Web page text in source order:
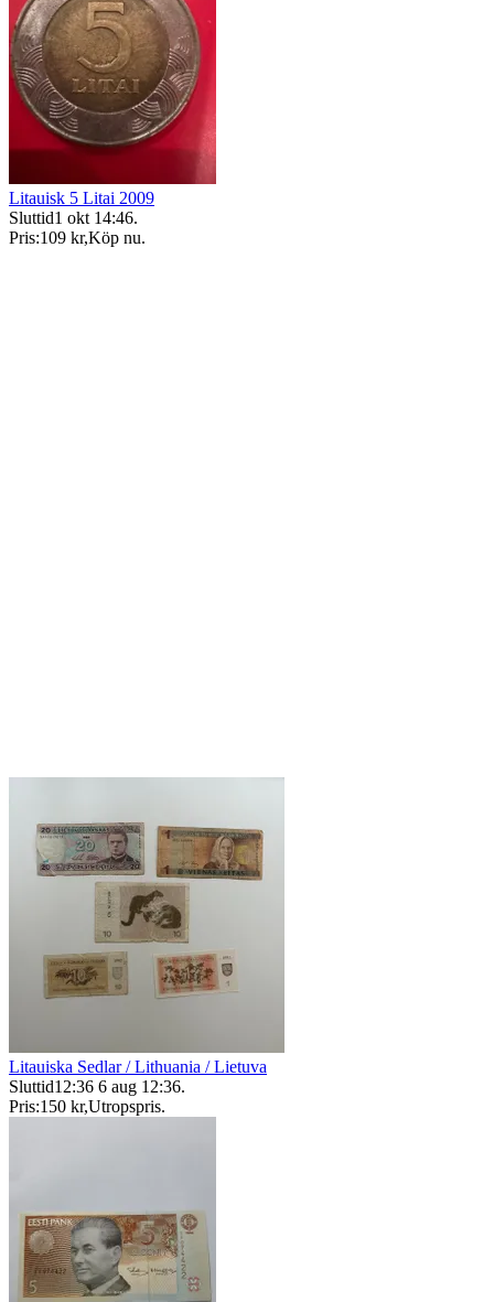
Litauisk 5 Litai 2009
Sluttid1 okt 14:46.
Pris:109 kr,Köp nu.
Litauiska Sedlar / Lithuania / Lietuva
Sluttid12:36 6 aug 12:36.
Pris:150 kr,Utropspris.